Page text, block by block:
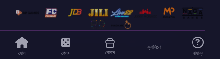
২০২৫ 8K8T. সর্বস্বত্ব সংরক্ষিত। |
হোম
casino
গেমস বোনাস
ক্যাসিনো
সাহায্য